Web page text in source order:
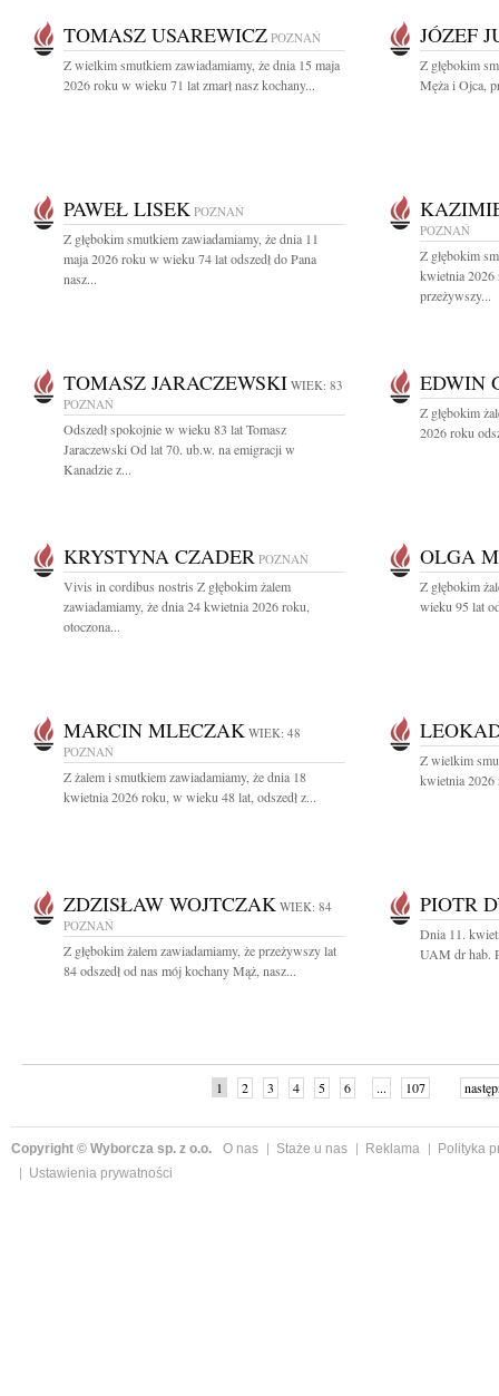
TOMASZ USAREWICZ POZNAŃ
Z wielkim smutkiem zawiadamiamy, że dnia 15 maja
2026 roku w wieku 71 lat zmarł nasz kochany...
JÓZEF
Z głębokim
Męża i Ojca,
PAWEŁ LISEK POZNAŃ
Z głębokim smutkiem zawiadamiamy, że dnia 11
maja 2026 roku w wieku 74 lat odszedł do Pana
nasz...
POZNAŃ
Z głębokim
kwietnia 2026
przeżywszy...
TOMASZ JARACZEWSKI WIEK: 83
POZNAŃ
Odszedł spokojnie w wieku 83 lat Tomasz
Jaraczewski Od lat 70. ub.w. na emigracji w
Kanadzie z...
EDWIN
Z głębokim
2026 roku
KRYSTYNA CZADER POZNAŃ
Vivis in cordibus nostris Z głębokim żalem
zawiadamiamy, że dnia 24 kwietnia 2026 roku,
otoczona...
OLGA
Z głębokim
wieku 95 lat
MARCIN MLECZAK WIEK: 48
POZNAŃ
Z żalem i smutkiem zawiadamiamy, że dnia 18
kwietnia 2026 roku, w wieku 48 lat, odszedł z...
Z wielkim
kwietnia 2026
ZDZISŁAW WOJTCZAK WIEK: 84
POZNAŃ
Z głębokim żalem zawiadamiamy, że przeżywszy lat
84 odszedł od nas mój kochany Mąż, nasz...
PIOTR
Dnia 11.
UAM dr hab.
1 2 3 4 5 6 ... 107
Copyright © Wyborcza sp. z o.o. O nas Staże u nas Reklama
Polityka
Ustawienia prywatności